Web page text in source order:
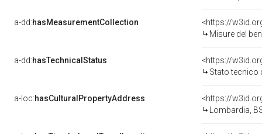
a-dd:hasMeasurementCollection
<https://
Misure del
a-dd:hasTechnicalStatus
<https://
Stato tecnico
a-loc:hasCulturalPropertyAddress
<https://
Lombardia,